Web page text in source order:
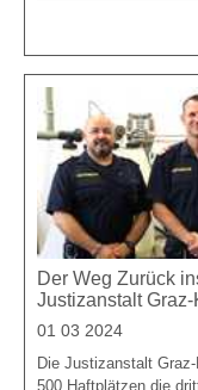
Der Weg Zurück
Justizanstalt Graz-
01 03 2024
Die Justizanstalt
500 Haftplätzen die